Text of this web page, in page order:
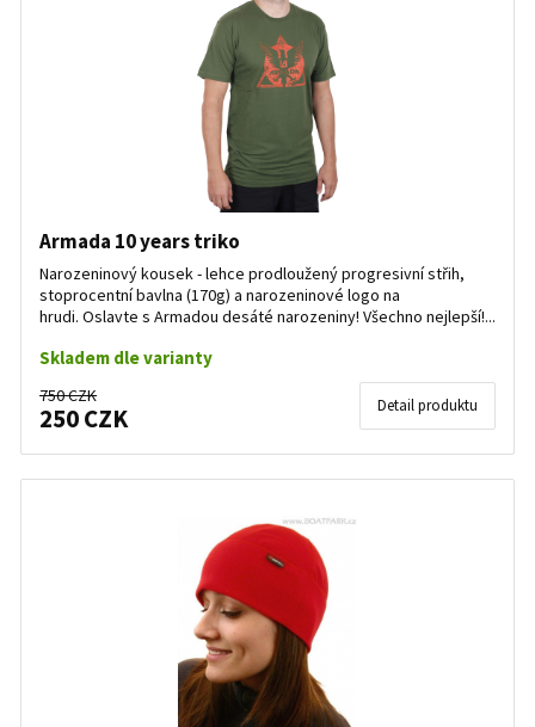
Armada 10 years triko
Narozeninový kousek - lehce prodloužený progresivní střih,
stoprocentní bavlna (170g) a narozeninové logo na
hrudi. Oslavte s Armadou desáté narozeniny! Všechno nejlepší!...
Skladem dle varianty
750 CZK
250 CZK Detail produktu